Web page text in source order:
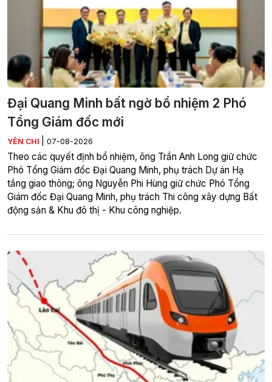
Đại Quang Minh bất ngờ bổ nhiệm 2 Phó
Tổng Giám đốc mới
YÊN CHI 07-08-2026
Theo các quyết định bổ nhiệm, ông Trần Anh Long giữ chức
Phó Tổng Giám đốc Đại Quang Minh, phụ trách Dự án Hạ
tầng giao thông; ông Nguyễn Phi Hùng giữ chức Phó Tổng
Giám đốc Đại Quang Minh, phụ trách Thi công xây dựng Bất
động sản & Khu đô thị - Khu công nghiệp.